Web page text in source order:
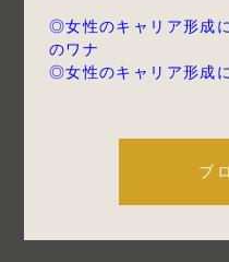
◎女性のキャリア形成
のワナ
◎女性のキャリア形成
ブ